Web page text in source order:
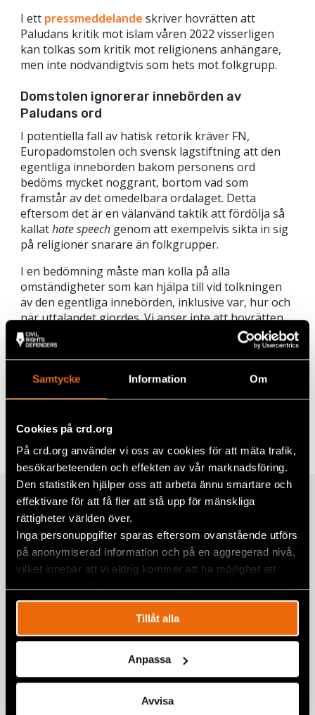
Samtycke Information Om
Cookies på crd.org
På crd.org använder vi oss av cookies för att mäta trafik,
besökarbeteenden och effekten av vår marknadsföring.
Den statistiken hjälper oss att arbeta ännu smartare och
effektivare för att få fler att stå upp för mänskliga
rättigheter världen över.
Inga personuppgifter sparas eftersom ovanstående utförs
på anonymiserad information och på en aggregerad nivå,
vilket innebär att vi aldrig kommer att ha möjlighet att
Tillåt alla
Anpassa
Avvisa
I ett pressmeddelande skriver hovrätten att
Paludans kritik mot islam våren 2022 visserligen
kan tolkas som kritik mot religionens anhängare,
men inte nödvändigtvis som hets mot folkgrupp.
Domstolen ignorerar innebörden av
Paludans ord
I potentiella fall av hatisk retorik kräver FN,
Europadomstolen och svensk lagstiftning att den
egentliga innebörden bakom personens ord
bedöms mycket noggrant, bortom vad som
framstår av det omedelbara ordalaget. Detta
eftersom det är en välanvänd taktik att fördölja så
kallathate speech genom att exempelvis sikta in sig
på religioner snarare än folkgrupper.
I en bedömning måste man kolla på alla
omständigheter som kan hjälpa till vid tolkningen
av den egentliga innebörden, inklusive var, hur och
när uttalandet gjordes. Vi anser inte att hovrätten
har gjort detta, utan har varit alltför försiktig och i
hög grad förlitat sig på den direkta ordalydelsen.
Dela
Facebook
Twitter
Google+
Mail
Taggar Aktuellt,
Relaterade artiklar
Fem år senare har såret från den 11
juli på Kuba ännu inte läkt
”Jag var fem år gammal när pappa
kom hem och sa att vi måste fly.”
NYHETER,SVERIGE 10 juli 2026
Prideparad i Bosnien och Hercegovina